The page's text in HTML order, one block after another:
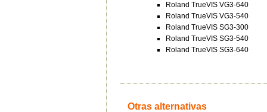
Roland TrueVIS VG3-640
Roland TrueVIS VG3-540
Roland TrueVIS SG3-300
Roland TrueVIS SG3-540
Roland TrueVIS SG3-640
Otras alternativas